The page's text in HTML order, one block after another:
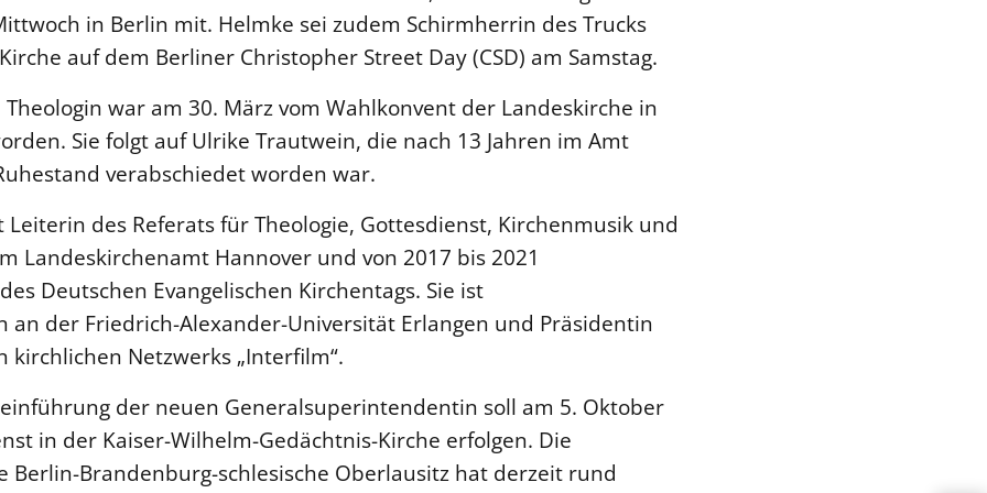
in Berlin mit. Helmke sei zudem Schirmherrin des Trucks
auf dem Berliner Christopher Street Day (CSD) am Samstag.
war am 30. März vom Wahlkonvent der Landeskirche in
Sie folgt auf Ulrike Trautwein, die nach 13 Jahren im Amt
verabschiedet worden war.
des Referats für Theologie, Gottesdienst, Kirchenmusik und
Landeskirchenamt Hannover und von 2017 bis 2021
Deutschen Evangelischen Kirchentags. Sie ist
an der Friedrich-Alexander-Universität Erlangen und Präsidentin
Netzwerks „Interfilm“.
der neuen Generalsuperintendentin soll am 5. Oktober
in der Kaiser-Wilhelm-Gedächtnis-Kirche erfolgen. Die
Berlin-Brandenburg-schlesische Oberlausitz hat derzeit rund